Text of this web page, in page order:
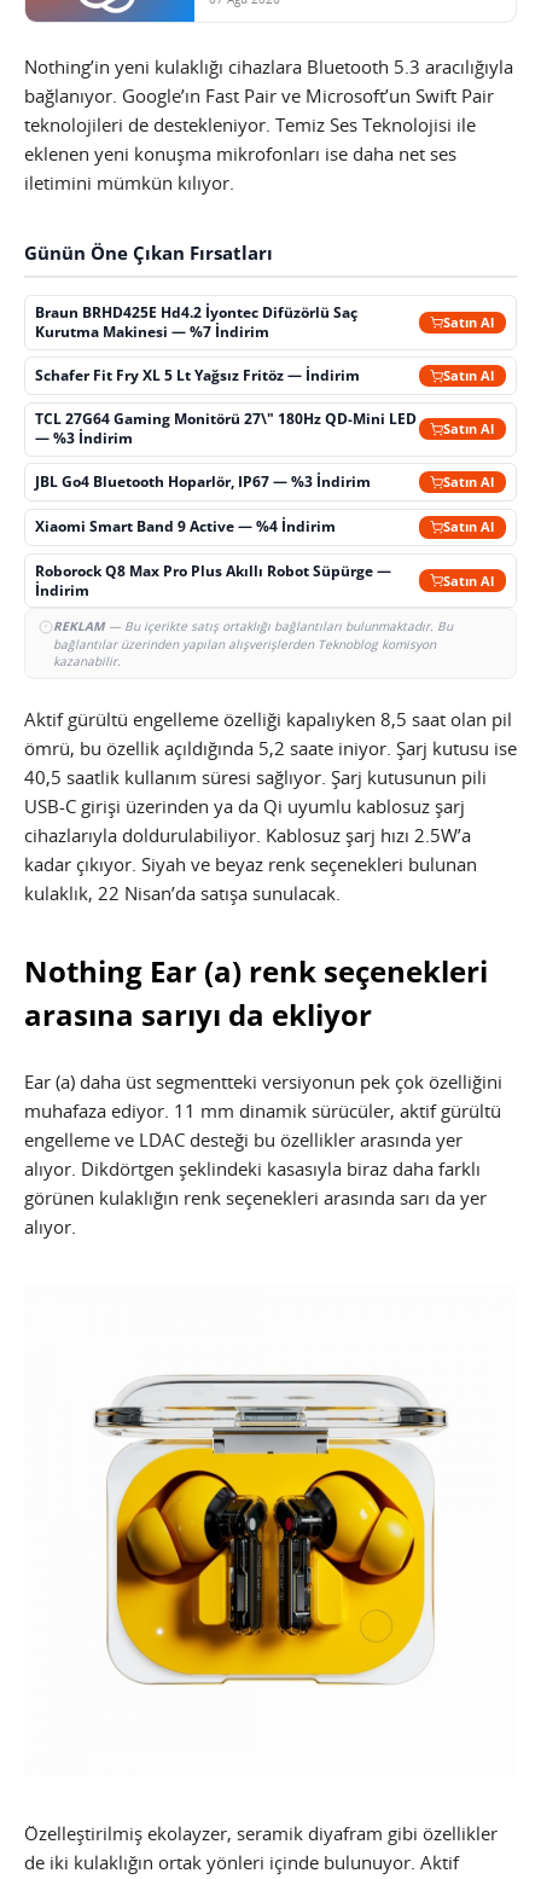
Nothing’in yeni kulaklığı cihazlara Bluetooth 5.3 aracılığıyla
bağlanıyor. Google’ın Fast Pair ve Microsoft’un Swift Pair
teknolojileri de destekleniyor. Temiz Ses Teknolojisi ile
eklenen yeni konuşma mikrofonları ise daha net ses
iletimini mümkün kılıyor.
Günün Öne Çıkan Fırsatları
Braun BRHD425E Hd4.2 İyontec Difüzörlü Saç
Kurutma Makinesi — %7 İndirim
Satın Al
Schafer Fit Fry XL 5 Lt Yağsız Fritöz — İndirim Satın Al
TCL 27G64 Gaming Monitörü 27\" 180Hz QD-Mini LED
— %3 İndirim
Satın Al
JBL Go4 Bluetooth Hoparlör, IP67 — %3 İndirim Satın Al
Xiaomi Smart Band 9 Active — %4 İndirim Satın Al
Roborock Q8 Max Pro Plus Akıllı Robot Süpürge —
İndirim
Satın Al
REKLAM— Bu içerikte satış ortaklığı bağlantıları bulunmaktadır. Bu
bağlantılar üzerinden yapılan alışverişlerden Teknoblog komisyon
kazanabilir.
Aktif gürültü engelleme özelliği kapalıyken 8,5 saat olan pil
ömrü, bu özellik açıldığında 5,2 saate iniyor. Şarj kutusu ise
40,5 saatlik kullanım süresi sağlıyor. Şarj kutusunun pili
USB-C girişi üzerinden ya da Qi uyumlu kablosuz şarj
cihazlarıyla doldurulabiliyor. Kablosuz şarj hızı 2.5W’a
kadar çıkıyor. Siyah ve beyaz renk seçenekleri bulunan
kulaklık, 22 Nisan’da satışa sunulacak.
Nothing Ear (a) renk seçenekleri
arasına sarıyı da ekliyor
Ear (a) daha üst segmentteki versiyonun pek çok özelliğini
muhafaza ediyor. 11 mm dinamik sürücüler, aktif gürültü
engelleme ve LDAC desteği bu özellikler arasında yer
alıyor. Dikdörtgen şeklindeki kasasıyla biraz daha farklı
görünen kulaklığın renk seçenekleri arasında sarı da yer
alıyor.
Özelleştirilmiş ekolayzer, seramik diyafram gibi özellikler
de iki kulaklığın ortak yönleri içinde bulunuyor. Aktif